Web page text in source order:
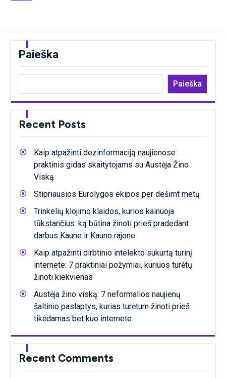
Paieška
Paieška
Recent Posts
Kaip atpažinti dezinformaciją naujienose:
praktinis gidas skaitytojams su Austėja Žino
Viską
Stipriausios Eurolygos ekipos per dešimt metų
Trinkelių klojimo klaidos, kurios kainuoja
tūkstančius: ką būtina žinoti prieš pradedant
darbus Kaune ir Kauno rajone
Kaip atpažinti dirbtinio intelekto sukurtą turinį
internete: 7 praktiniai požymiai, kuriuos turėtų
žinoti kiekvienas
Austėja žino viską: 7 neformalios naujienų
šaltinio paslaptys, kurias turėtum žinoti prieš
tikėdamas bet kuo internete
Recent Comments